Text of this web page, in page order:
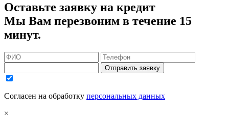
Оставьте заявку на кредит
Мы Вам перезвоним в течение 15
минут.
Отправить заявку
Согласен на обработку персональных данных
×